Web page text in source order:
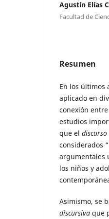
Agustín Elías
Facultad de
Resumen
En los últimos
aplicado en
conexión
estudios
que el
considerados
argumentales
los niños y
Asimismo, se
discursiva que